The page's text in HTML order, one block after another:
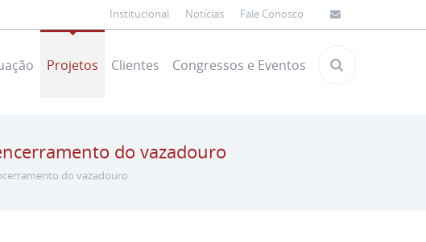
Institucional Notícias Fale Conosco
Projetos Clientes Congressos e Eventos
do vazadouro
do vazadouro